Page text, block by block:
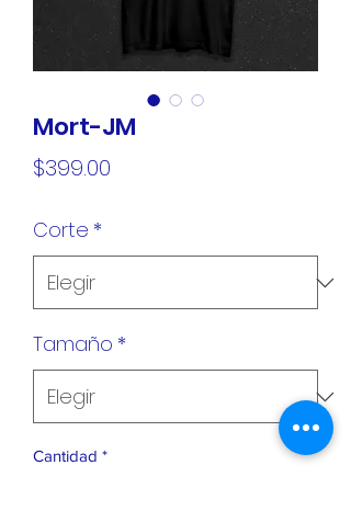
Mort-JM
$399.00
Corte *
Tamaño *
Cantidad *